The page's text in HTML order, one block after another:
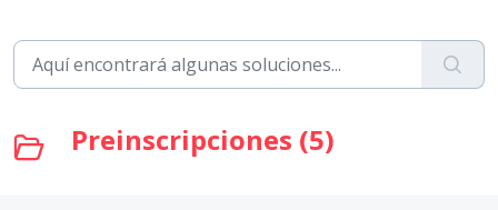
Preinscripciones (5)